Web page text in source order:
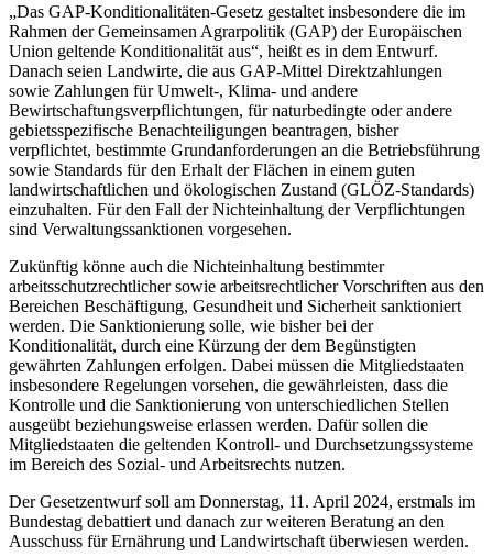
„Das GAP-Konditionalitäten-Gesetz gestaltet insbesondere die im
Rahmen der Gemeinsamen Agrarpolitik (GAP) der Europäischen
Union geltende Konditionalität aus“, heißt es in dem Entwurf.
Danach seien Landwirte, die aus GAP-Mittel Direktzahlungen
sowie Zahlungen für Umwelt-, Klima- und andere
Bewirtschaftungsverpflichtungen, für naturbedingte oder andere
gebietsspezifische Benachteiligungen beantragen, bisher
verpflichtet, bestimmte Grundanforderungen an die Betriebsführung
sowie Standards für den Erhalt der Flächen in einem guten
landwirtschaftlichen und ökologischen Zustand (GLÖZ-Standards)
einzuhalten. Für den Fall der Nichteinhaltung der Verpflichtungen
sind Verwaltungssanktionen vorgesehen.
Zukünftig könne auch die Nichteinhaltung bestimmter
arbeitsschutzrechtlicher sowie arbeitsrechtlicher Vorschriften aus den
Bereichen Beschäftigung, Gesundheit und Sicherheit sanktioniert
werden. Die Sanktionierung solle, wie bisher bei der
Konditionalität, durch eine Kürzung der dem Begünstigten
gewährten Zahlungen erfolgen. Dabei müssen die Mitgliedstaaten
insbesondere Regelungen vorsehen, die gewährleisten, dass die
Kontrolle und die Sanktionierung von unterschiedlichen Stellen
ausgeübt beziehungsweise erlassen werden. Dafür sollen die
Mitgliedstaaten die geltenden Kontroll- und Durchsetzungssysteme
im Bereich des Sozial- und Arbeitsrechts nutzen.
Der Gesetzentwurf soll am Donnerstag, 11. April 2024, erstmals im
Bundestag debattiert und danach zur weiteren Beratung an den
Ausschuss für Ernährung und Landwirtschaft überwiesen werden.